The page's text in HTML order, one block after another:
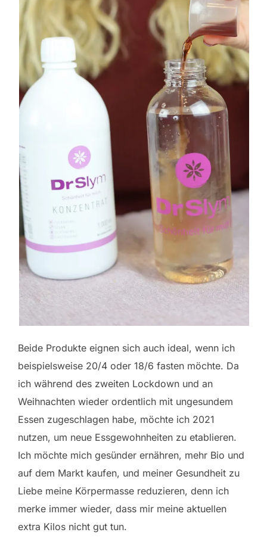
Beide Produkte eignen sich auch ideal, wenn ich
beispielsweise 20/4 oder 18/6 fasten möchte. Da
ich während des zweiten Lockdown und an
Weihnachten wieder ordentlich mit ungesundem
Essen zugeschlagen habe, möchte ich 2021
nutzen, um neue Essgewohnheiten zu etablieren.
Ich möchte mich gesünder ernähren, mehr Bio und
auf dem Markt kaufen, und meiner Gesundheit zu
Liebe meine Körpermasse reduzieren, denn ich
merke immer wieder, dass mir meine aktuellen
extra Kilos nicht gut tun.